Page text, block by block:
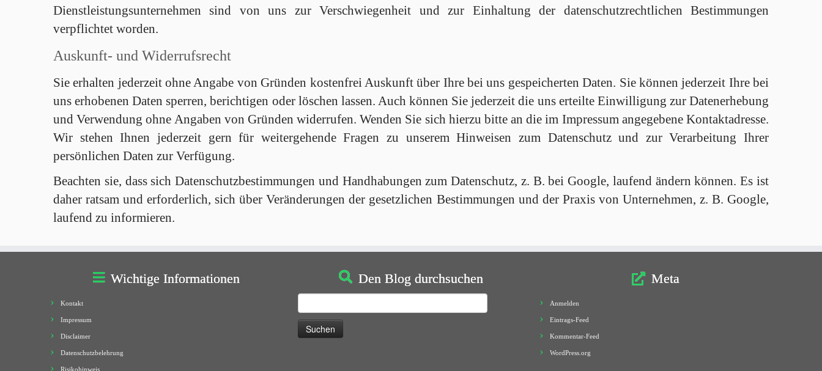
Dienstleistungsunternehmen sind von uns zur Verschwiegenheit und zur Einhaltung der datenschutzrechtlichen Bestimmungen
verpflichtet worden.
Auskunft- und Widerrufsrecht
Sie erhalten jederzeit ohne Angabe von Gründen kostenfrei Auskunft über Ihre bei uns gespeicherten Daten. Sie können jederzeit Ihre bei
uns erhobenen Daten sperren, berichtigen oder löschen lassen. Auch können Sie jederzeit die uns erteilte Einwilligung zur Datenerhebung
und Verwendung ohne Angaben von Gründen widerrufen. Wenden Sie sich hierzu bitte an die im Impressum angegebene Kontaktadresse.
Wir stehen Ihnen jederzeit gern für weitergehende Fragen zu unserem Hinweisen zum Datenschutz und zur Verarbeitung Ihrer
persönlichen Daten zur Verfügung.
Beachten sie, dass sich Datenschutzbestimmungen und Handhabungen zum Datenschutz, z. B. bei Google, laufend ändern können. Es ist
daher ratsam und erforderlich, sich über Veränderungen der gesetzlichen Bestimmungen und der Praxis von Unternehmen, z. B. Google,
laufend zu informieren.
Wichtige Informationen
Kontakt
Impressum
Disclaimer
Datenschutzbelehrung
Risikohinweis
Den Blog durchsuchen
nach:
Meta
Anmelden
Eintrags-Feed
Kommentar-Feed
WordPress.org